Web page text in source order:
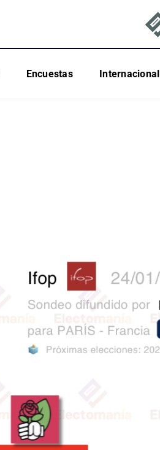
Encuestas Internacional